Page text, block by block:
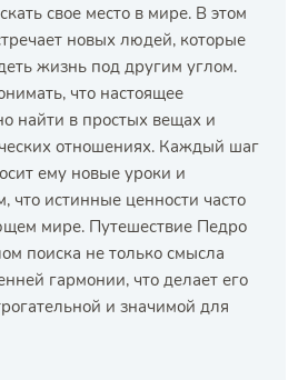
свое место в мире. В этом
новых людей, которые
жизнь под другим углом.
что настоящее
найти в простых вещах и
отношениях. Каждый шаг
ему новые уроки и
что истинные ценности часто
мире. Путешествие Педро
поиска не только смысла
гармонии, что делает его
и значимой для